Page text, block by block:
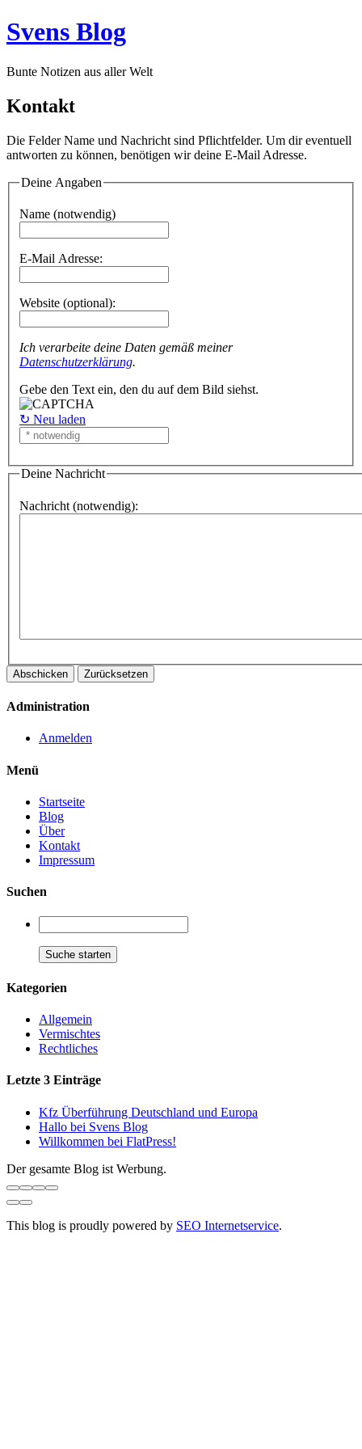
Svens Blog
Bunte Notizen aus aller Welt
Kontakt
Die Felder Name und Nachricht sind Pflichtfelder. Um dir eventuell
antworten zu können, benötigen wir deine E-Mail Adresse.
Deine Angaben
Name (notwendig)
E-Mail Adresse:
Website (optional):
Ich verarbeite deine Daten gemäß meiner
Datenschutzerklärung.
Gebe den Text ein, den du auf dem Bild siehst.
↻ Neu laden
Deine Nachricht
Nachricht (notwendig):
Administration
Anmelden
Menü
Startseite
Blog
Über
Kontakt
Impressum
Suchen
Kategorien
Allgemein
Vermischtes
Rechtliches
Letzte 3 Einträge
Kfz Überführung Deutschland und Europa
Hallo bei Svens Blog
Willkommen bei FlatPress!
Der gesamte Blog ist Werbung.
This blog is proudly powered by SEO Internetservice.